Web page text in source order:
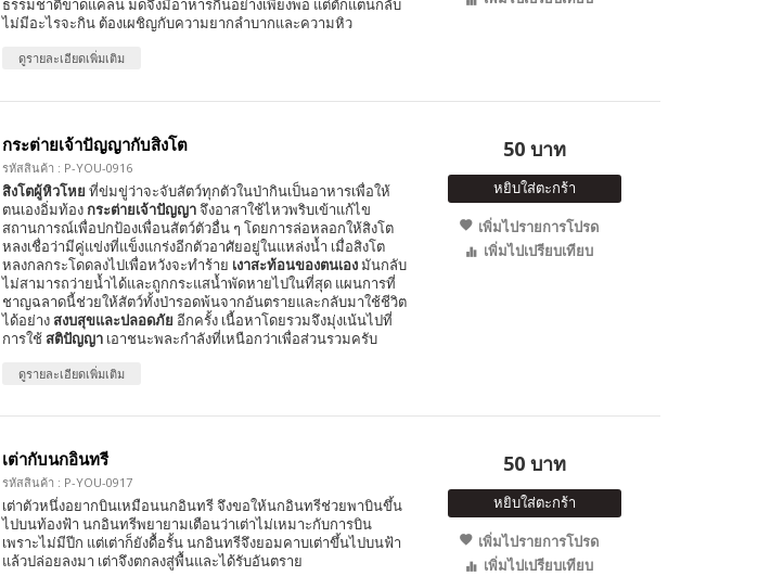
ธรรมชาติขาดแคลน มดจึงมีอาหารกินอย่างเพียงพอ แต่ตั๊กแตนกลับ
ไม่มีอะไรจะกิน ต้องเผชิญกับความยากลำบากและความหิว
ดูรายละเอียดเพิ่มเติม
กระต่ายเจ้าปัญญากับสิงโต
รหัสสินค้า : P-YOU-0916
สิงโตผู้หิวโหย ที่ข่มขู่ว่าจะจับสัตว์ทุกตัวในป่ากินเป็นอาหารเพื่อให้
ตนเองอิ่มท้องกระต่ายเจ้าปัญญาจึงอาสาใช้ไหวพริบเข้าแก้ไข
สถานการณ์เพื่อปกป้องเพื่อนสัตว์ตัวอื่น ๆ โดยการล่อหลอกให้สิงโต
หลงเชื่อว่ามีคู่แข่งที่แข็งแกร่งอีกตัวอาศัยอยู่ในแหล่งน้ำ เมื่อสิงโต
หลงกลกระโดดลงไปเพื่อหวังจะทำร้าย เงาสะท้อนของตนเองมันกลับ
ไม่สามารถว่ายน้ำได้และถูกกระแสน้ำพัดหายไปในที่สุด แผนการที่
ชาญฉลาดนี้ช่วยให้สัตว์ทั้งป่ารอดพ้นจากอันตรายและกลับมาใช้ชีวิต
ได้อย่างสงบสุขและปลอดภัย อีกครั้ง เนื้อหาโดยรวมจึงมุ่งเน้นไปที่
การใช้สติปัญญาเอาชนะพละกำลังที่เหนือกว่าเพื่อส่วนรวมครับ
ดูรายละเอียดเพิ่มเติม
50 บาท
หยิบใส่ตะกร้า
เพิ่มไปรายการโปรด
เพิ่มไปเปรียบเทียบ
เต่ากับนกอินทรี
รหัสสินค้า : P-YOU-0917
เต่าตัวหนึ่งอยากบินเหมือนนกอินทรี จึงขอให้นกอินทรีช่วยพาบินขึ้น
ไปบนท้องฟ้า นกอินทรีพยายามเตือนว่าเต่าไม่เหมาะกับการบิน
เพราะไม่มีปีก แต่เต่าก็ยังดื้อรั้น นกอินทรีจึงยอมคาบเต่าขึ้นไปบนฟ้า
แล้วปล่อยลงมา เต่าจึงตกลงสู่พื้นและได้รับอันตราย
50 บาท
หยิบใส่ตะกร้า
เพิ่มไปรายการโปรด
เพิ่มไปเปรียบเทียบ